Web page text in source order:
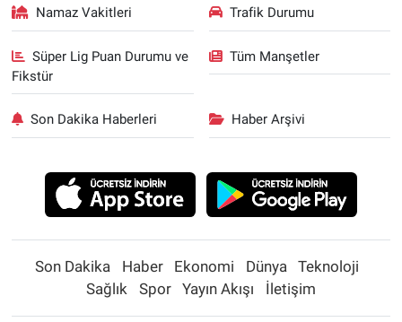
Namaz Vakitleri Trafik Durumu
Süper Lig Puan Durumu ve
Fikstür
Tüm Manşetler
Son Dakika Haberleri Haber Arşivi
Son Dakika Haber Ekonomi Dünya
Teknoloji
Sağlık
Spor Yayın Akışı İletişim